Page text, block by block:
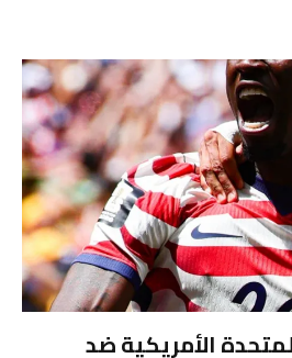
الأمريكية ضد